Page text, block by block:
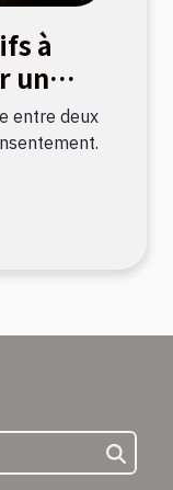
à
un
entre deux